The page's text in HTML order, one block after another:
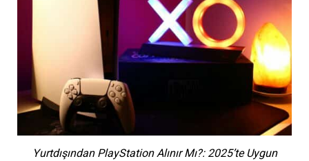
Yurtdışından PlayStation Alınır Mı?: 2025’te Uygun